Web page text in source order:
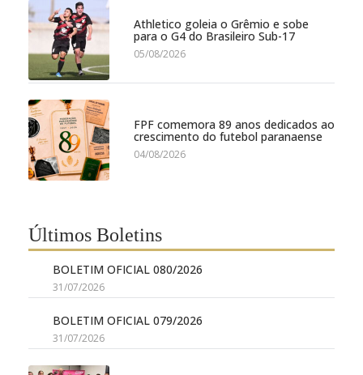
Athletico goleia o Grêmio e sobe
para o G4 do Brasileiro Sub-17
05/08/2026
FPF comemora 89 anos dedicados ao
crescimento do futebol paranaense
04/08/2026
Últimos Boletins
BOLETIM OFICIAL 080/2026
31/07/2026
BOLETIM OFICIAL 079/2026
31/07/2026